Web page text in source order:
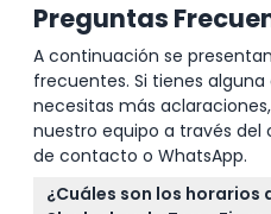
Preguntas
A continuación se
frecuentes. Si tienes
necesitas más
nuestro equipo a través del
de contacto o WhatsApp.
¿Cuáles son los horarios